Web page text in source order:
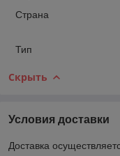
Страна
Тип
Скрыть
Условия доставки
Доставка